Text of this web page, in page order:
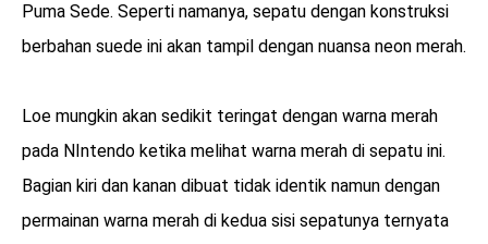
Puma Sede. Seperti namanya, sepatu dengan konstruksi
berbahan suede ini akan tampil dengan nuansa neon merah.
Loe mungkin akan sedikit teringat dengan warna merah
pada NIntendo ketika melihat warna merah di sepatu ini.
Bagian kiri dan kanan dibuat tidak identik namun dengan
permainan warna merah di kedua sisi sepatunya ternyata